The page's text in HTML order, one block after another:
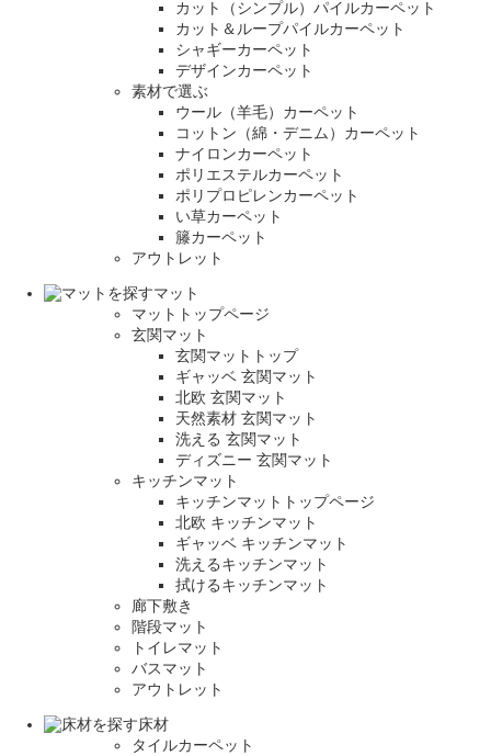
カット（シンプル）パイルカーペット
カット＆ループパイルカーペット
シャギーカーペット
デザインカーペット
素材で選ぶ
ウール（羊毛）カーペット
コットン（綿・デニム）カーペット
ナイロンカーペット
ポリエステルカーペット
ポリプロピレンカーペット
い草カーペット
籐カーペット
アウトレット
マット
マットトップページ
玄関マット
玄関マットトップ
ギャッベ 玄関マット
北欧 玄関マット
天然素材 玄関マット
洗える 玄関マット
ディズニー 玄関マット
キッチンマット
キッチンマットトップページ
北欧 キッチンマット
ギャッベ キッチンマット
洗えるキッチンマット
拭けるキッチンマット
廊下敷き
階段マット
トイレマット
バスマット
アウトレット
床材
タイルカーペット